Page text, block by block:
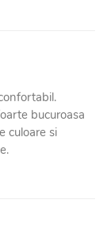
bucuroasa
culoare si